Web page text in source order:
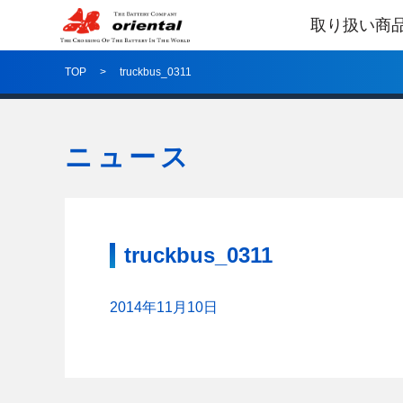
取り扱い商
TOP truckbus_0311
ニュース
truckbus_0311
2014年11月10日